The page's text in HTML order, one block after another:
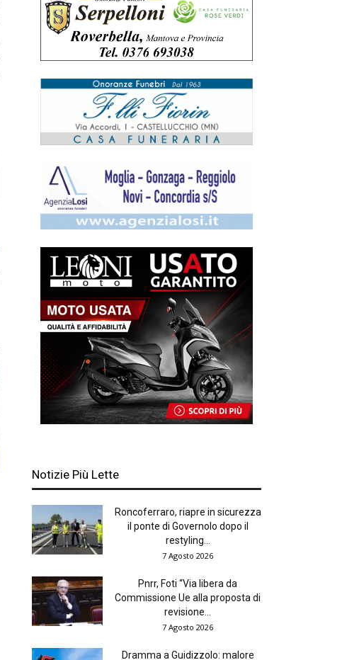
Notizie Più Lette
Roncoferraro, riapre in sicurezza
il ponte di Governolo dopo il
restyling...
7 Agosto 2026
Pnrr, Foti “Via libera da
Commissione Ue alla proposta di
revisione...
7 Agosto 2026
Dramma a Guidizzolo: malore